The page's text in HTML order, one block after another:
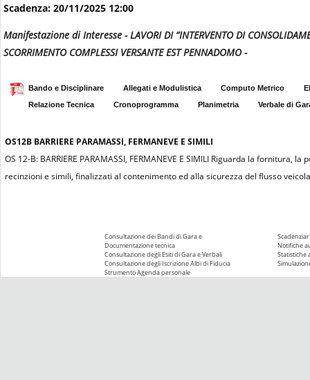
Scadenza: 20/11/2025 12:00
Manifestazione di Interesse - LAVORI DI “INTERVENTO DI
SCORRIMENTO COMPLESSI VERSANTE EST PENNADOMO -
Bando e Disciplinare Allegati e Modulistica Computo Metrico
Relazione Tecnica
Cronoprogramma Planimetria Verbale di
OS12B BARRIERE PARAMASSI, FERMANEVE E SIMILI
OS 12-B: BARRIERE PARAMASSI, FERMANEVE E SIMILI Riguarda la
recinzioni e simili, finalizzati al contenimento ed alla sicurezza del flusso
Consultazione dei Bandi di Gara e
Documentazione tecnica
Consultazione degli Esiti di Gara e Verbali
Consultazione degli Iscrizione Albi di Fiducia
Strumento Agenda personale
Notifiche
Statistiche